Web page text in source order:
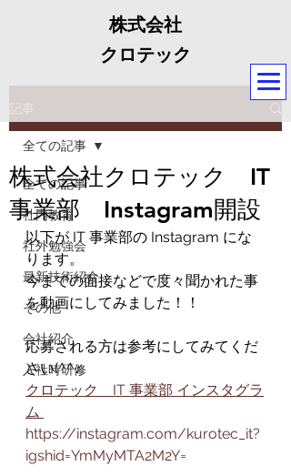
株式会社
クロテック
記事
全ての記事
社内教育
社外勉強会
最新技術紹介
その他
会社紹介
入社時研修
全ての記事
株式会社クロテック IT
事業部 Instagram開設
以下が IT 事業部の Instagram にな
ります。
今までの面接などで度々聞かれた事
を動画にしてみました！！
応募される方は参考にしてみてくだ
さい(^^♪
クロテック　IT 事業部 インスタグラ
ム
https://instagram.com/kurotec_it?
igshid=YmMyMTA2M2Y=